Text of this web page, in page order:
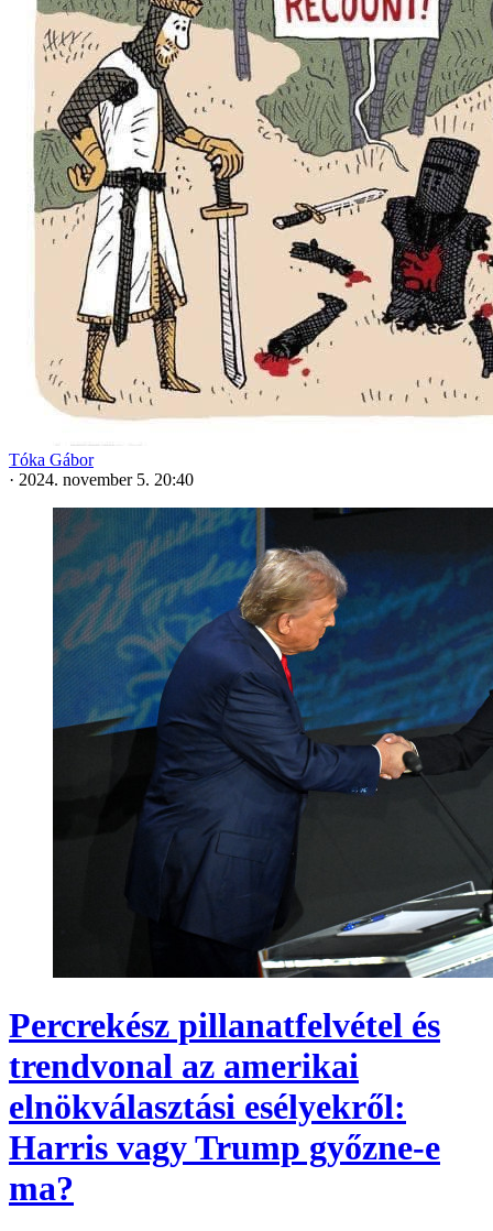
Tóka Gábor
· 2024. november 5. 20:40
Percrekész pillanatfelvétel és
trendvonal az amerikai
elnökválasztási esélyekről:
Harris vagy Trump győzne-e
ma?